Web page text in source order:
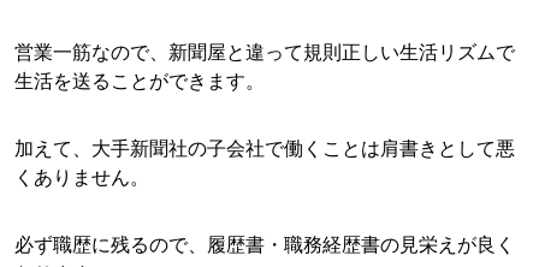
営業一筋なので、新聞屋と違って規則正しい生活リズムで
生活を送ることができます。
加えて、大手新聞社の子会社で働くことは肩書きとして悪
くありません。
必ず職歴に残るので、履歴書・職務経歴書の見栄えが良く